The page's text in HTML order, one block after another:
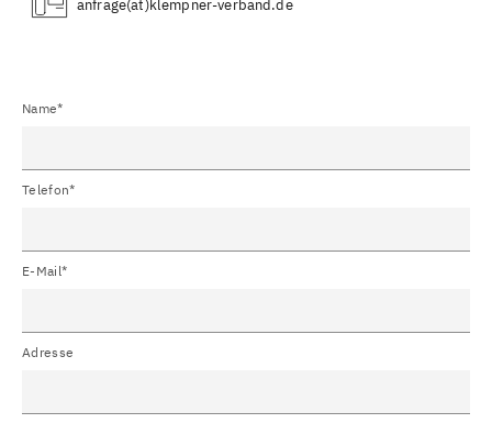
(at)
Name*
Telefon*
E-Mail*
Adresse